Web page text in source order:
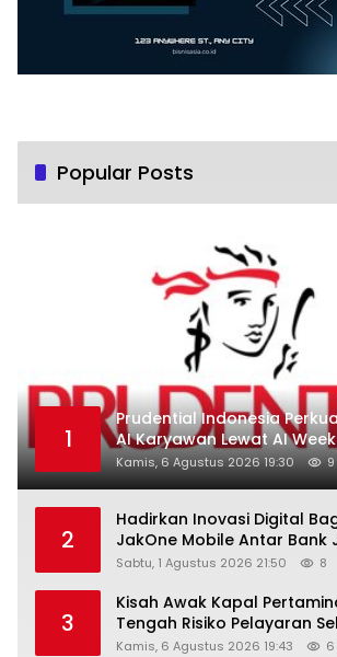
Popular Posts
1
Prudential Indonesia
AI Karyawan Lewat AI Week
Kamis, 6 Agustus 2026 19:30 9
2
Hadirkan Inovasi Digital
JakOne Mobile Antar Bank
Raih Digital Excellence
Sabtu, 1 Agustus 2026 21:50 8
3
Kisah Awak Kapal
Tengah Risiko Pelayaran
Kamis, 6 Agustus 2026 19:43 6